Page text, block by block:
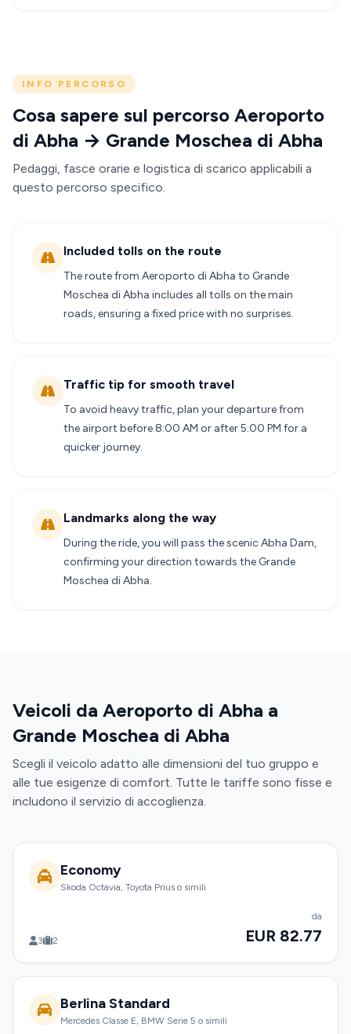
INFO PERCORSO
Cosa sapere sul percorso Aeroporto
di Abha → Grande Moschea di Abha
Pedaggi, fasce orarie e logistica di scarico applicabili a
questo percorso specifico.
Included tolls on the route
The route from Aeroporto di Abha to Grande
Moschea di Abha includes all tolls on the main
roads, ensuring a fixed price with no surprises.
Traffic tip for smooth travel
To avoid heavy traffic, plan your departure from
the airport before 8:00 AM or after 5:00 PM for a
quicker journey.
Landmarks along the way
During the ride, you will pass the scenic Abha Dam,
confirming your direction towards the Grande
Moschea di Abha.
Veicoli da Aeroporto di Abha a
Grande Moschea di Abha
Scegli il veicolo adatto alle dimensioni del tuo gruppo e
alle tue esigenze di comfort. Tutte le tariffe sono fisse e
includono il servizio di accoglienza.
Economy
Skoda Octavia, Toyota Prius o simili
3 2
da
EUR 82.77
Berlina Standard
Mercedes Classe E, BMW Serie 5 o simili